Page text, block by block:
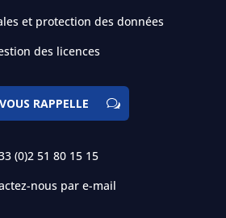
et protection des données
des licences
RAPPELLE
(0)2 51 80 15 15
nous par e-mail